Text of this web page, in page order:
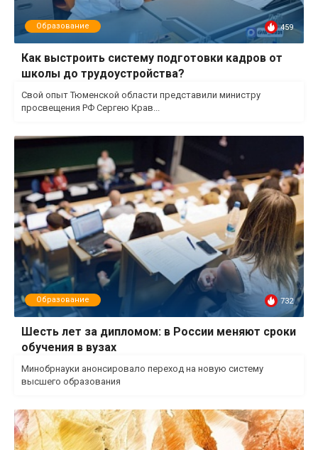
Образование 459
Как выстроить систему подготовки кадров от
школы до трудоустройства?
Свой опыт Тюменской области представили министру
просвещения РФ Сергею Крав...
Образование 732
Шесть лет за дипломом: в России меняют сроки
обучения в вузах
Минобрнауки анонсировало переход на новую систему
высшего образования